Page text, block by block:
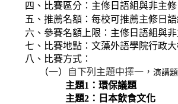
四、比賽區分：主修日語組與非主
五、推薦名額：每校可推薦主修日語
六、參賽名額上限：主修日語組與
七、比賽地點：文藻外語學院行政
八、比賽方式：
（一）
自下列主題中擇一， 演講題
主題1 ：環保議題
主題2 ：日本飲食文化